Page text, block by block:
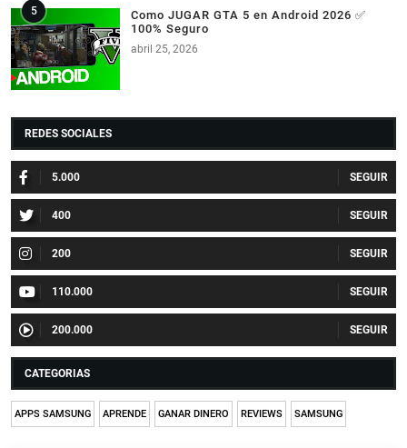
Como JUGAR GTA 5 en Android 2026 ✅
100% Seguro
abril 25, 2026
REDES SOCIALES
5.000
400
200
110.000
200.000
CATEGORIAS
APPS SAMSUNG APRENDE GANAR DINERO REVIEWS SAMSUNG